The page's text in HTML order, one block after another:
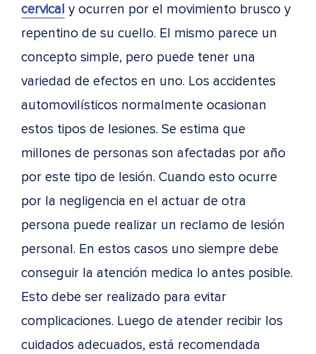
cervical y ocurren por el movimiento brusco y
repentino de su cuello. El mismo parece un
concepto simple, pero puede tener una
variedad de efectos en uno. Los accidentes
automovilísticos normalmente ocasionan
estos tipos de lesiones. Se estima que
millones de personas son afectadas por año
por este tipo de lesión. Cuando esto ocurre
por la negligencia en el actuar de otra
persona puede realizar un reclamo de lesión
personal. En estos casos uno siempre debe
conseguir la atención medica lo antes posible.
Esto debe ser realizado para evitar
complicaciones. Luego de atender recibir los
cuidados adecuados, está recomendada